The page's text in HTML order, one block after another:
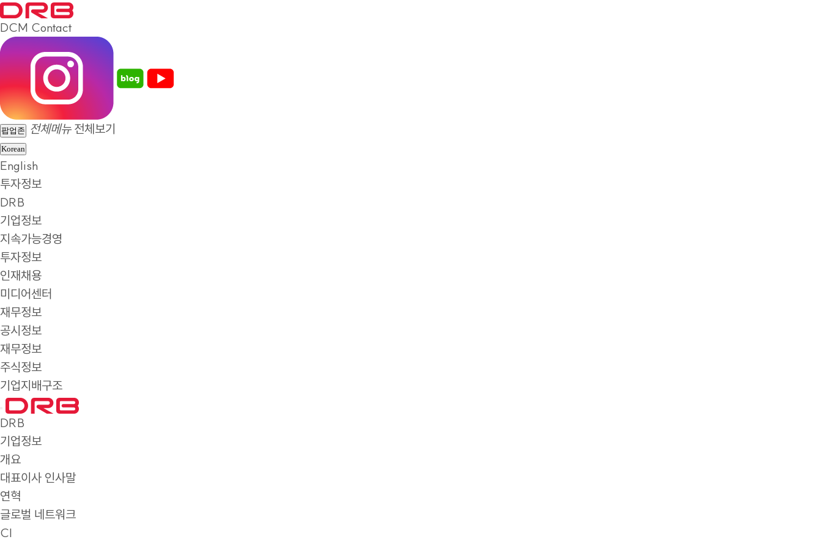
DCM Contact
팝업존 전체메뉴 전체보기
Korean
English
투자정보
DRB
기업정보
지속가능경영
투자정보
인재채용
미디어센터
재무정보
공시정보
재무정보
주식정보
기업지배구조
DRB
기업정보
개요
대표이사 인사말
연혁
글로벌 네트워크
CI